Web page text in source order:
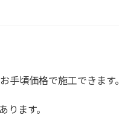
頃価格で施工できます。
ます。